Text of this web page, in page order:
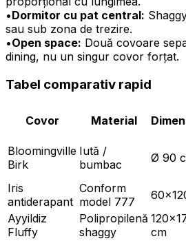
•Dormitor cu pat central:
sau sub zona de trezire.
•Open space: Două covoare
dining, nu un singur covor forțat.
Tabel comparativ rapid
Covor Material
Bloomingville
Birk
Iută /
bumbac
Ø 90
Iris
antiderapant
Conform
model 777
Ayyildiz
Fluffy
Polipropilenă
shaggy
cm